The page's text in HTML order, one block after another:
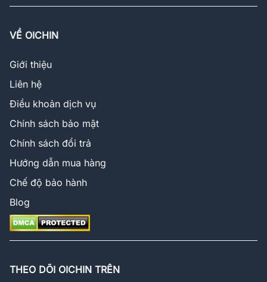
VỀ OICHIN
Giới thiệu
Liên hệ
Điều khoản dịch vụ
Chính sách bảo mật
Chính sách đổi trả
Hướng dẫn mua hàng
Chế độ bảo hành
Blog
THEO DÕI OICHIN TRÊN